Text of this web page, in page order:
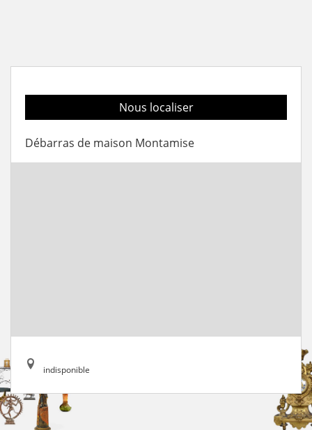
Nous localiser
Débarras de maison Montamise
indisponible